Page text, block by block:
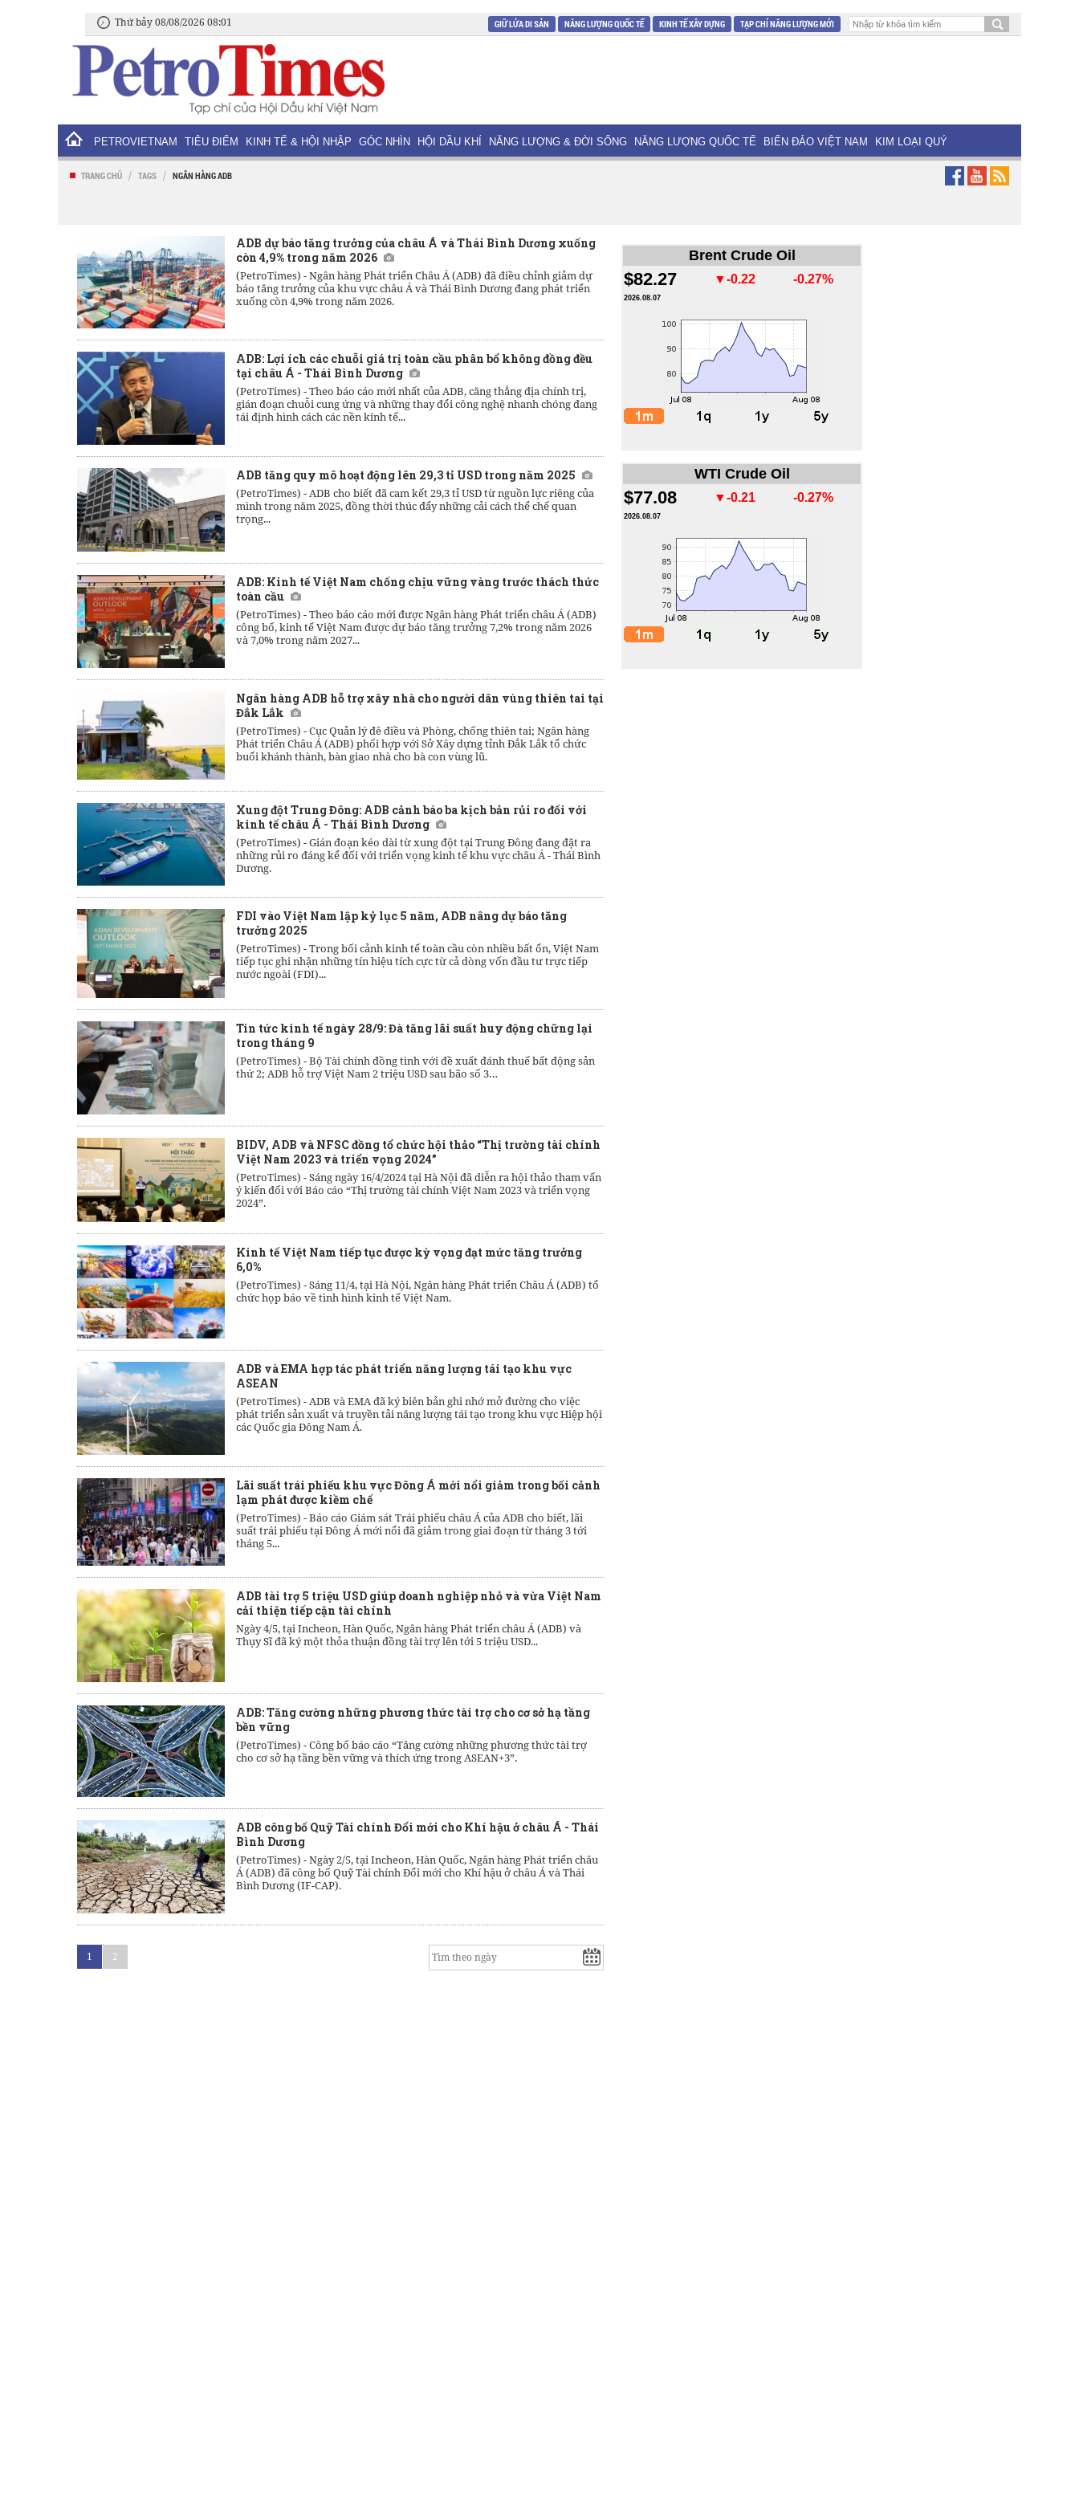
Thứ bảy 08/08/2026 08:01 GIỮ LỬA DI SẢN NĂNG LƯỢNG QUỐC TẾ KINH TẾ XÂY DỰNG TẠP CHÍ NĂNG LƯỢNG MỚI
PETROVIETNAM TIÊU ĐIỂM KINH TẾ & HỘI NHẬP GÓC NHÌN HỘI DẦU KHÍ NĂNG LƯỢNG & ĐỜI SỐNG NĂNG LƯỢNG QUỐC TẾ BIỂN ĐẢO VIỆT NAM KIM LOẠI QUÝ
TRANG CHỦ / TAGS / NGÂN HÀNG ADB
ADB dự báo tăng trưởng của châu Á và Thái Bình Dương xuống
còn 4,9% trong năm 2026
(PetroTimes) -Ngân hàng Phát triển Châu Á (ADB) đã điều chỉnh giảm dự
báo tăng trưởng của khu vực châu Á và Thái Bình Dương đang phát triển
xuống còn 4,9% trong năm 2026.
ADB: Lợi ích các chuỗi giá trị toàn cầu phân bổ không đồng đều
tại châu Á - Thái Bình Dương
(PetroTimes) -Theo báo cáo mới nhất của ADB, căng thẳng địa chính trị,
gián đoạn chuỗi cung ứng và những thay đổi công nghệ nhanh chóng đang
tái định hình cách các nền kinh tế...
ADB tăng quy mô hoạt động lên 29,3 tỉ USD trong năm 2025
(PetroTimes) -ADB cho biết đã cam kết 29,3 tỉ USD từ nguồn lực riêng của
mình trong năm 2025, đồng thời thúc đẩy những cải cách thể chế quan
trọng...
ADB: Kinh tế Việt Nam chống chịu vững vàng trước thách thức
toàn cầu
(PetroTimes) -Theo báo cáo mới được Ngân hàng Phát triển châu Á (ADB)
công bố, kinh tế Việt Nam được dự báo tăng trưởng 7,2% trong năm 2026
và 7,0% trong năm 2027...
Ngân hàng ADB hỗ trợ xây nhà cho người dân vùng thiên tai tại
Đắk Lắk
(PetroTimes) -Cục Quản lý đê điều và Phòng, chống thiên tai; Ngân hàng
Phát triển Châu Á (ADB) phối hợp với Sở Xây dựng tỉnh Đắk Lắk tổ chức
buổi khánh thành, bàn giao nhà cho bà con vùng lũ.
Xung đột Trung Đông: ADB cảnh báo ba kịch bản rủi ro đối với
kinh tế châu Á - Thái Bình Dương
(PetroTimes) -Gián đoạn kéo dài từ xung đột tại Trung Đông đang đặt ra
những rủi ro đáng kể đối với triển vọng kinh tế khu vực châu Á - Thái Bình
Dương.
FDI vào Việt Nam lập kỷ lục 5 năm, ADB nâng dự báo tăng
trưởng 2025
(PetroTimes) -Trong bối cảnh kinh tế toàn cầu còn nhiều bất ổn, Việt Nam
tiếp tục ghi nhận những tín hiệu tích cực từ cả dòng vốn đầu tư trực tiếp
nước ngoài (FDI)...
Tin tức kinh tế ngày 28/9: Đà tăng lãi suất huy động chững lại
trong tháng 9
(PetroTimes) -Bộ Tài chính đồng tình với đề xuất đánh thuế bất động sản
thứ 2; ADB hỗ trợ Việt Nam 2 triệu USD sau bão số 3…
BIDV, ADB và NFSC đồng tổ chức hội thảo “Thị trường tài chính
Việt Nam 2023 và triển vọng 2024”
(PetroTimes) -Sáng ngày 16/4/2024 tại Hà Nội đã diễn ra hội thảo tham vấn
ý kiến đối với Báo cáo “Thị trường tài chính Việt Nam 2023 và triển vọng
2024”.
Kinh tế Việt Nam tiếp tục được kỳ vọng đạt mức tăng trưởng
6,0%
(PetroTimes) -Sáng 11/4, tại Hà Nội, Ngân hàng Phát triển Châu Á (ADB) tổ
chức họp báo về tình hình kinh tế Việt Nam.
ADB và EMA hợp tác phát triển năng lượng tái tạo khu vực
ASEAN
(PetroTimes) -ADB và EMA đã ký biên bản ghi nhớ mở đường cho việc
phát triển sản xuất và truyền tải năng lượng tái tạo trong khu vực Hiệp hội
các Quốc gia Đông Nam Á.
Lãi suất trái phiếu khu vực Đông Á mới nổi giảm trong bối cảnh
lạm phát được kiềm chế
(PetroTimes) -Báo cáo Giám sát Trái phiếu châu Á của ADB cho biết, lãi
suất trái phiếu tại Đông Á mới nổi đã giảm trong giai đoạn từ tháng 3 tới
tháng 5...
ADB tài trợ 5 triệu USD giúp doanh nghiệp nhỏ và vừa Việt Nam
cải thiện tiếp cận tài chính
Ngày 4/5, tại Incheon, Hàn Quốc, Ngân hàng Phát triển châu Á (ADB) và
Thụy Sĩ đã ký một thỏa thuận đồng tài trợ lên tới 5 triệu USD...
ADB: Tăng cường những phương thức tài trợ cho cơ sở hạ tầng
bền vững
(PetroTimes) -Công bố báo cáo “Tăng cường những phương thức tài trợ
cho cơ sở hạ tầng bền vững và thích ứng trong ASEAN+3”.
ADB công bố Quỹ Tài chính Đổi mới cho Khí hậu ở châu Á - Thái
Bình Dương
(PetroTimes) -Ngày 2/5, tại Incheon, Hàn Quốc, Ngân hàng Phát triển châu
Á (ADB) đã công bố Quỹ Tài chính Đổi mới cho Khí hậu ở châu Á và Thái
Bình Dương (IF-CAP).
1 2
Brent Crude Oil
$82.27 ▼-0.22 -0.27%
2026.08.07
WTI Crude Oil
$77.08 ▼-0.21 -0.27%
2026.08.07